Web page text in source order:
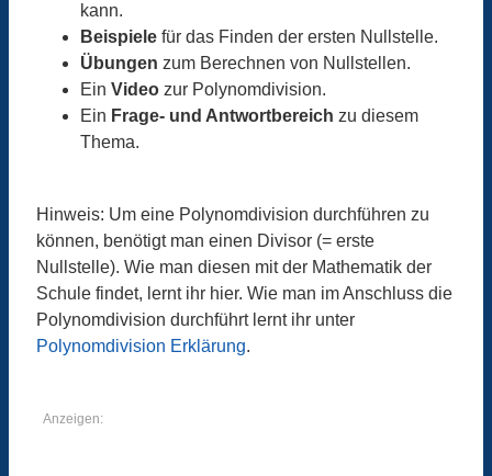
kann.
Beispiele für das Finden der ersten Nullstelle.
Übungen zum Berechnen von Nullstellen.
Ein Video zur Polynomdivision.
Ein Frage- und Antwortbereich zu diesem
Thema.
Hinweis: Um eine Polynomdivision durchführen zu
können, benötigt man einen Divisor (= erste
Nullstelle). Wie man diesen mit der Mathematik der
Schule findet, lernt ihr hier. Wie man im Anschluss die
Polynomdivision durchführt lernt ihr unter
Polynomdivision Erklärung.
Anzeigen: